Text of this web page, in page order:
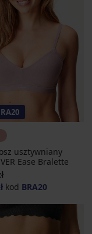
usztywniany
Ease Bralette
kod BRA20